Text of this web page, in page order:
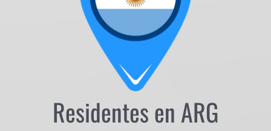
Residentes en ARG